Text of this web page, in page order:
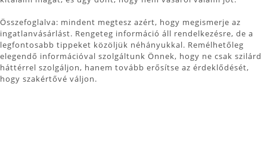
Összefoglalva: mindent megtesz azért, hogy megismerje az
ingatlanvásárlást. Rengeteg információ áll rendelkezésre, de a
legfontosabb tippeket közöljük néhányukkal. Remélhetőleg
elegendő információval szolgáltunk Önnek, hogy ne csak szilárd
háttérrel szolgáljon, hanem tovább erősítse az érdeklődését,
hogy szakértővé váljon.